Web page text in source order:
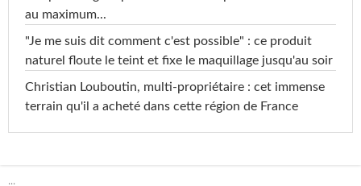
au maximum...
"Je me suis dit comment c'est possible" : ce produit
naturel floute le teint et fixe le maquillage jusqu'au soir
Christian Louboutin, multi-propriétaire : cet immense
terrain qu'il a acheté dans cette région de France
...